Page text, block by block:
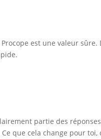
est une valeur sûre.
partie des
que cela change pour toi,